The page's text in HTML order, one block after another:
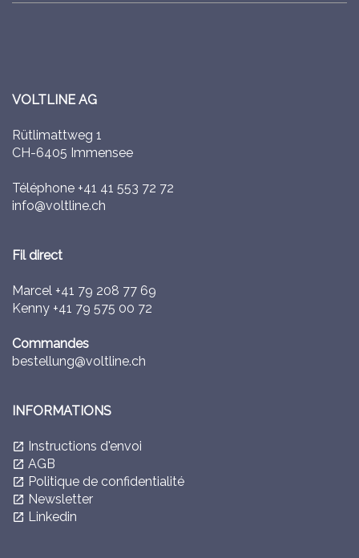
VOLTLINE AG
Rütlimattweg 1
CH-6405 Immensee
Téléphone +41 41 553 72 72
info@voltline.ch
Fil direct
Marcel +41 79 208 77 69
Kenny +41 79 575 00 72
Commandes
bestellung@voltline.ch
INFORMATIONS
launch Instructions d'envoi
launch AGB
launch Politique de confidentialité
launch Newsletter
launch Linkedin